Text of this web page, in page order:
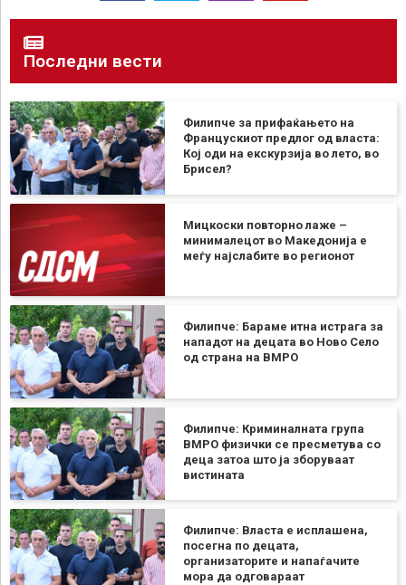
Последни вести
Филипче за прифаќањето на
Францускиот предлог од власта:
Кој оди на екскурзија во лето, во
Брисел?
Мицкоски повторно лаже –
минималецот во Македонија е
меѓу најслабите во регионот
Филипче: Бараме итна истрага за
нападот на децата во Ново Село
од страна на ВМРО
Филипче: Криминалната група
ВМРО физички се пресметува со
деца затоа што ја зборуваат
вистината
Филипче: Власта е исплашена,
посегна по децата,
организаторите и напаѓачите
мора да одговараат